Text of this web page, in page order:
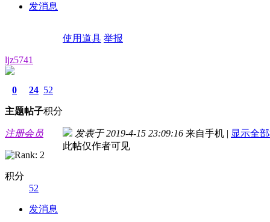
发消息
使用道具 举报
ljz5741
0
主题
24
帖子
52
积分
注册会员
积分
52
发消息
发表于 2019-4-15 23:09:16 来自手机 | 显示全
此帖仅作者可见